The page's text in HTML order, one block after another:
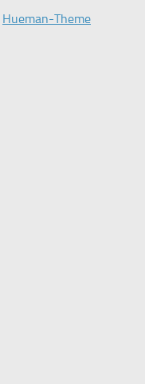
Hueman-Theme